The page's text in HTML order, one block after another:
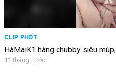
CLIP PHỐT
HàMaiK1 hàng chubby siêu
11 tháng trước